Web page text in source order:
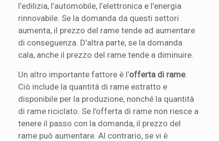
l’edilizia, l’automobile, l’elettronica e l’energia
rinnovabile. Se la domanda da questi settori
aumenta, il prezzo del rame tende ad aumentare
di conseguenza. D’altra parte, se la domanda
cala, anche il prezzo del rame tende a diminuire.
Un altro importante fattore è l’offerta di rame.
Ciò include la quantità di rame estratto e
disponibile per la produzione, nonché la quantità
di rame riciclato. Se l’offerta di rame non riesce a
tenere il passo con la domanda, il prezzo del
rame può aumentare. Al contrario, se vi è